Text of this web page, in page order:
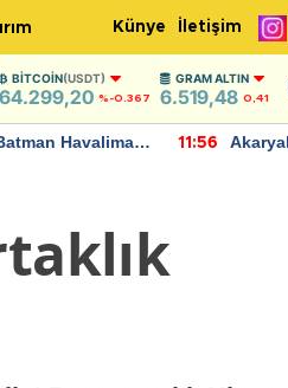
Künye İletişim
BITCOIN(USDT)
64.299,20 %-0.367
GRAM ALTIN
6.519,48 0,41
Havalimanı
11:56